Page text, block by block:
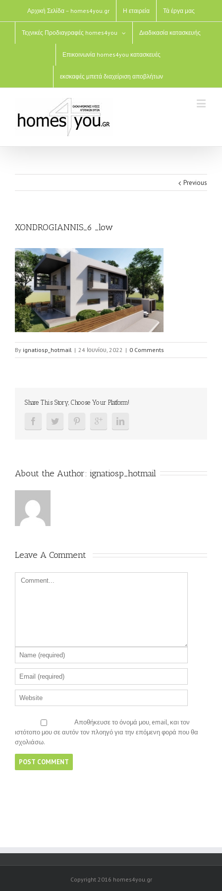
Αρχική Σελίδα – homes4you.gr Η εταιρεία Τά έργα μας
Τεχνικές Προδιαγραφές homes4you Διαδικασία κατασκευής
Επικοινωνία homes4you κατασκευές
εκσκαφές μπετά διαχείριση αποβλήτων
Previous
XONDROGIANNIS_6 _low
By ignatiosp_hotmail | 24 Ιουνίου, 2022 | 0 Comments
Share This Story, Choose Your Platform!
About the Author: ignatiosp_hotmail
Leave A Comment
Αποθήκευσε το όνομά μου, email, και τον
ιστότοπο μου σε αυτόν τον πλοηγό για την επόμενη φορά που θα
σχολιάσω.
Copyright 2016 homes4you.gr